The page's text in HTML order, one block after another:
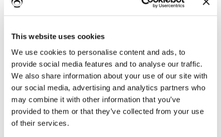
This website uses cookies
We use cookies to personalise content and ads, to
provide social media features and to analyse our traffic.
We also share information about your use of our site with
our social media, advertising and analytics partners who
may combine it with other information that you’ve
provided to them or that they’ve collected from your use
of their services.
Per esempio potresti creare una lista che contiene
Ecco come fare;
Tag di apertura:
{#assets_list| asset_type: Software}